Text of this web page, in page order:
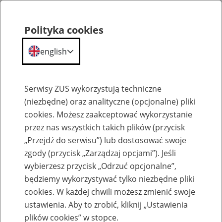
Komunikaty
Ograniczenie w dostępie do portalu PUE
ZUS, aplikacji mobilnych oraz komunikacji
Polityka cookies
english
Serwisy ZUS wykorzystują techniczne
(niezbędne) oraz analityczne (opcjonalne) pliki
cookies. Możesz zaakceptować wykorzystanie
przez nas wszystkich takich plików (przycisk
„Przejdź do serwisu”) lub dostosować swoje
zgody (przycisk „Zarządzaj opcjami”). Jeśli
wybierzesz przycisk „Odrzuć opcjonalne”,
będziemy wykorzystywać tylko niezbędne pliki
cookies. W każdej chwili możesz zmienić swoje
ustawienia. Aby to zrobić, kliknij „Ustawienia
plików cookies” w stopce.